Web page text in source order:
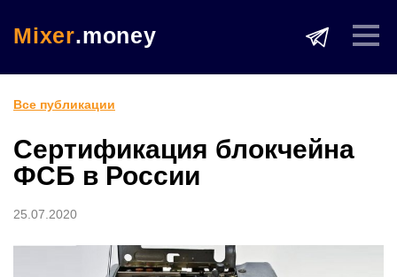
Mixer.money
Все публикации
Сертификация блокчейна
ФСБ в России
25.07.2020